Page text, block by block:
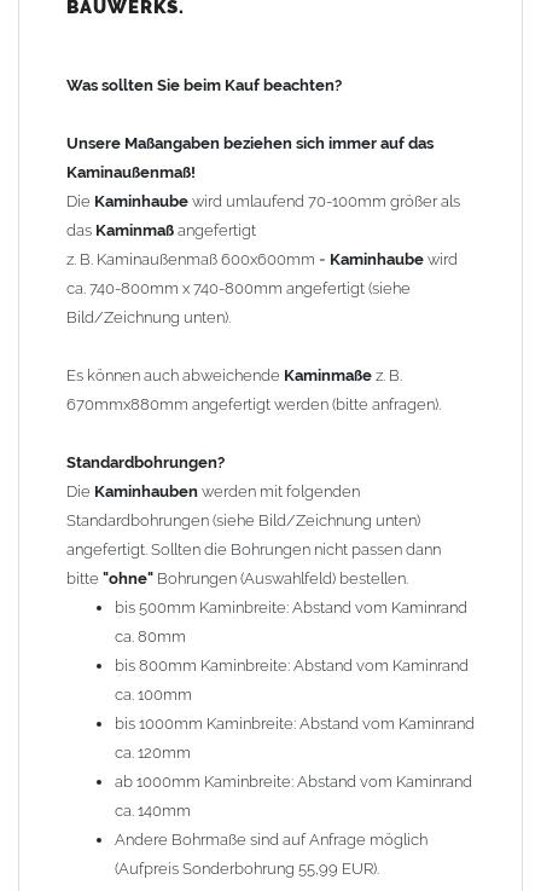
100mm
120mm
140mm
Andere Bohrmaße sind auf Anfrage möglich (Aufpreis
Sonderbohrung 55,99 EUR).
Befestigung/Stützen
Kaminhaubewird inkl. EdelstahlBefestigungsmaterial
geliefert. Die Standardflachstützen sind aus
beträgt ca. 25cm bis 30cm. DieKaminhaubekann mit längeren
Stützen bis Höhe 450mm geliefert werden (Aufpreis 42,89 EUR).
Kaminkopfabdeckung
Kaminhaubewirdohne Kaminkopfabdeckung
Kaminkopfabdeckungenfinden Sie unter "Kaminabdeckung
Es stehen insgesamt 20 verschiedene Typen zur Auswahl. Bitte
Auswahlfeldangeben.
Standardhauben siehe Auswahlfeld: 01 Haus,03 Welle
(unser Topseller)
Laube, 13 Schwalbe, 14 Sattel Welle, 15 Welle 90° gedreht,
17 Dach, 18 Plafond 2, 19 S-Line, 20 Pult
Typ 07 (Welle hoch) und 08 (Doppel Welle) haben einen
Aufpreis von 20% (bitte anfragen - Bestellung nicht über
Shop möglich).
Die Typen 02 (Bogen), 06 (Krempe), 09 (Pagode), 10
BAUWERKS.
Was sollten Sie beim Kauf beachten?
Unsere Maßangaben beziehen sich immer auf das
Kaminaußenmaß!
Die Kaminhaube wird umlaufend 70-100mm größer als
das Kaminmaß angefertigt
z. B. Kaminaußenmaß 600x600mm = Kaminhaube wird
ca. 740-800mm x 740-800mm angefertigt (siehe
Bild/Zeichnung unten).
Es können auch abweichende Kaminmaße z. B.
670mmx880mm angefertigt werden (bitte anfragen).
Standardbohrungen?
Die Kaminhauben werden mit folgenden
Standardbohrungen (siehe Bild/Zeichnung unten)
angefertigt. Sollten die Bohrungen nicht passen dann
bitte "ohne" Bohrungen (Auswahlfeld) bestellen.
bis 500mm Kaminbreite: Abstand vom Kaminrand
ca. 80mm
bis 800mm Kaminbreite: Abstand vom Kaminrand
ca. 100mm
bis 1000mm Kaminbreite: Abstand vom Kaminrand
ca. 120mm
ab 1000mm Kaminbreite: Abstand vom Kaminrand
ca. 140mm
Andere Bohrmaße sind auf Anfrage möglich
(Aufpreis Sonderbohrung 55,99 EUR).